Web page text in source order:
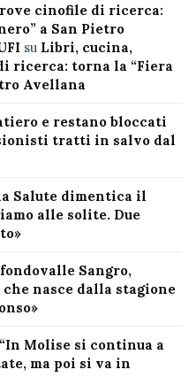
cinofile di ricerca:
a San Pietro
su Libri, cucina,
ricerca: torna la “Fiera
Avellana
e restano bloccati
tratti in salvo dal
Salute dimentica il
alle solite. Due
Sangro,
nasce dalla stagione
Molise si continua a
ma poi si va in